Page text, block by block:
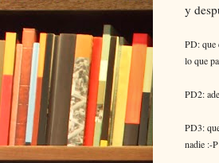
y
PD: que
lo que
PD2:
PD3:
nadie :-P